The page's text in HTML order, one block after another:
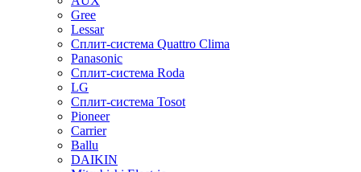
Gree
Lessar
Сплит-система Quattro Clima
Panasonic
Сплит-система Roda
LG
Сплит-система Tosot
Pioneer
Carrier
Ballu
DAIKIN